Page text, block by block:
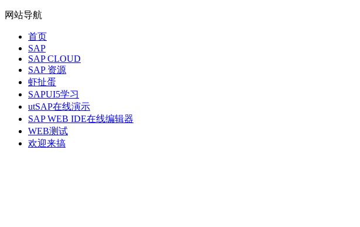
网站导航
首页
SAP
SAP CLOUD
SAP 资源
虾扯蛋
SAPUI5学习
utSAP在线演示
SAP WEB IDE在线编辑器
WEB测试
欢迎来搞